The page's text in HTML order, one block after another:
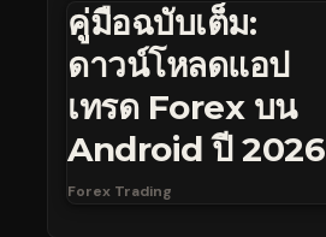
คู่มือฉบับเต็ม:
ดาวน์โหลดแอป
เทรด Forex บน
Android ปี 2026
Forex Trading